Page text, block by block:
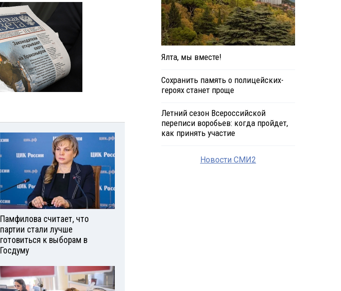
Памфилова считает, что
партии стали лучше
готовиться к выборам в
Госдуму
Ялта, мы вместе!
Сохранить память о полицейских-
героях станет проще
Летний сезон Всероссийской
переписи воробьев: когда пройдет,
как принять участие
Новости СМИ2